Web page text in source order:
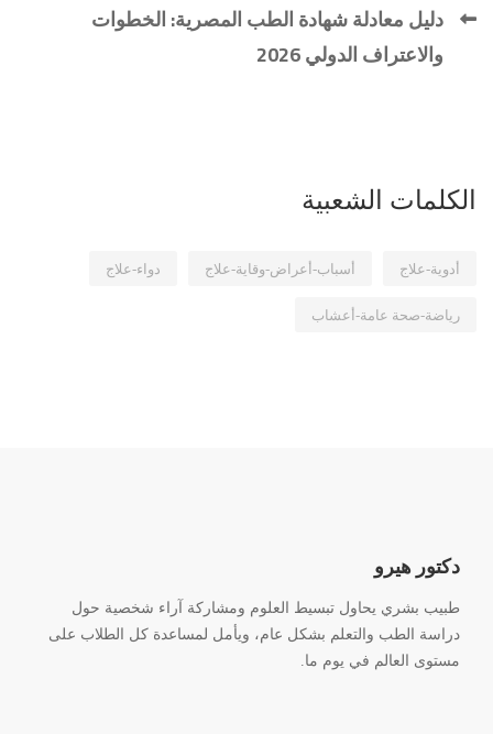
دليل معادلة شهادة الطب المصرية: الخطوات
والاعتراف الدولي 2026
الكلمات الشعبية
أدوية-علاج أسباب-أعراض-وقاية-علاج دواء-علاج
رياضة-صحة عامة-أعشاب
دكتور هيرو
طبيب بشري يحاول تبسيط العلوم ومشاركة آراء شخصية حول
دراسة الطب والتعلم بشكل عام، ويأمل لمساعدة كل الطلاب على
مستوى العالم في يوم ما.